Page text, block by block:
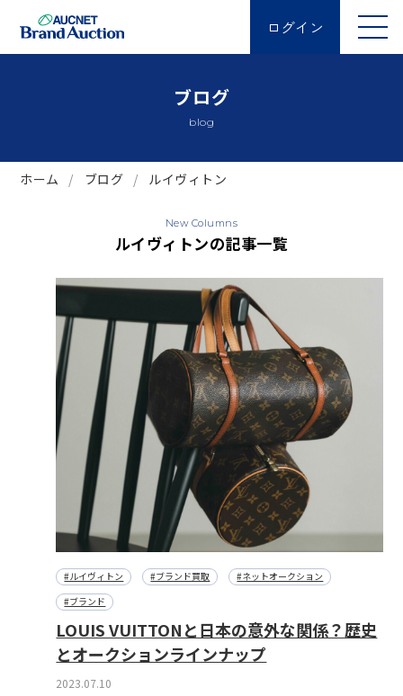
ログイン
ブログ
blog
ホーム ブログ ルイヴィトン
New Columns
ルイヴィトンの記事一覧
#ルイヴィトン #ブランド買取
#ネットオークション
#ブランド
LOUIS VUITTONと日本の意外な関係？歴史
とオークションラインナップ
2023.07.10